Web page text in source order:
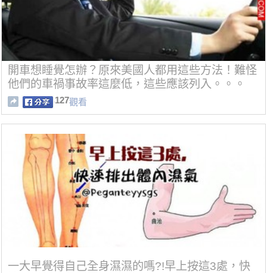
開車想睡覺怎辦？原來美國人都用這些方法！難怪
他們的車禍事故率這麼低，這些應該列入。。。
127觀看
一大早覺得自己全身濕濕的嗎?!早上按這3處，快